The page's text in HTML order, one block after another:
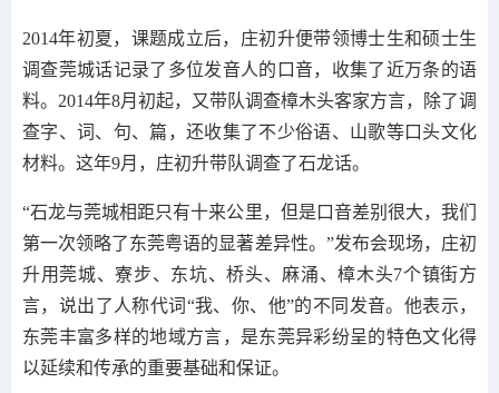
2014年初夏，课题成立后，庄初升便带领博士生和硕士生
调查莞城话记录了多位发音人的口音，收集了近万条的语
料。2014年8月初起，又带队调查樟木头客家方言，除了调
查字、词、句、篇，还收集了不少俗语、山歌等口头文化
材料。这年9月，庄初升带队调查了石龙话。
“石龙与莞城相距只有十来公里，但是口音差别很大，我们
第一次领略了东莞粤语的显著差异性。”发布会现场，庄初
升用莞城、寮步、东坑、桥头、麻涌、樟木头7个镇街方
言，说出了人称代词“我、你、他”的不同发音。他表示，
东莞丰富多样的地域方言，是东莞异彩纷呈的特色文化得
以延续和传承的重要基础和保证。